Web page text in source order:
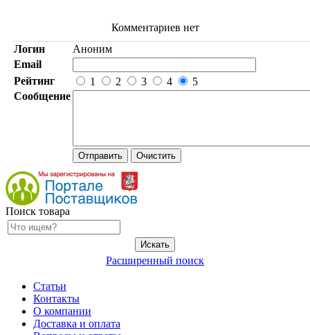
Комментариев нет
Логин
Аноним
Email
Рейтинг
1 2 3 4
5
Сообщение
Поиск товара
Расширенный поиск
Статьи
Контакты
О компании
Доставка и оплата